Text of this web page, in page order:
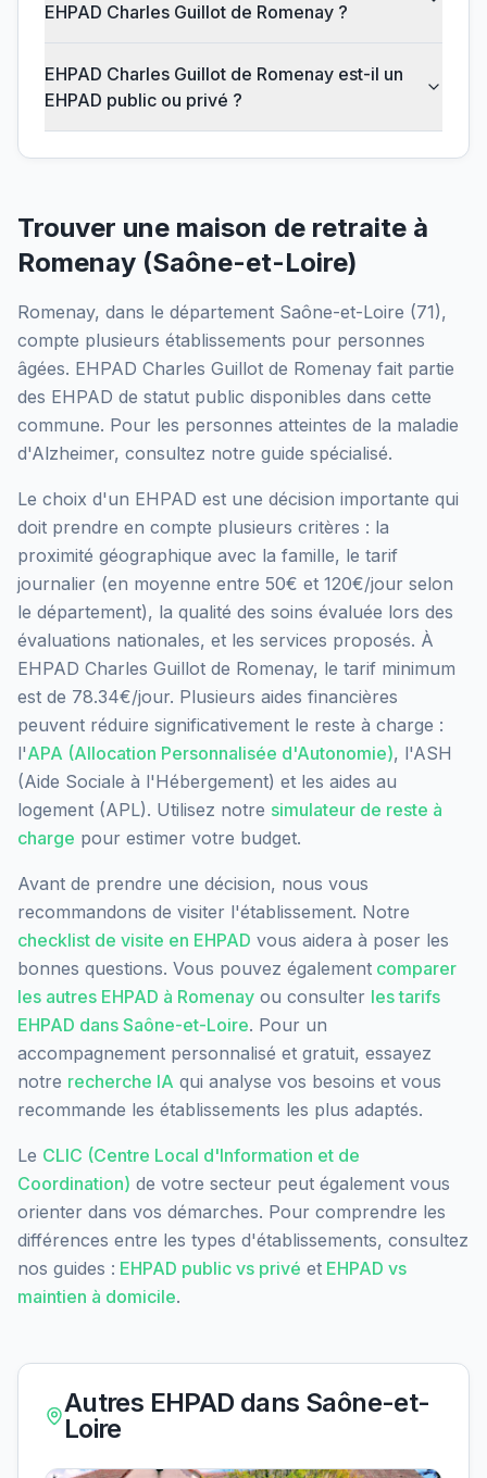
EHPAD Charles Guillot de Romenay ?
EHPAD Charles Guillot de Romenay est-il un
EHPAD public ou privé ?
Trouver une maison de retraite à
Romenay (Saône-et-Loire)
Romenay, dans le département Saône-et-Loire (71),
compte plusieurs établissements pour personnes
âgées. EHPAD Charles Guillot de Romenay fait partie
des EHPAD de statut public disponibles dans cette
commune. Pour les personnes atteintes de la maladie
d'Alzheimer, consultez notre guide spécialisé.
Le choix d'un EHPAD est une décision importante qui
doit prendre en compte plusieurs critères : la
proximité géographique avec la famille, le tarif
journalier (en moyenne entre 50€ et 120€/jour selon
le département), la qualité des soins évaluée lors des
évaluations nationales, et les services proposés. À
EHPAD Charles Guillot de Romenay, le tarif minimum
est de 78.34€/jour. Plusieurs aides financières
peuvent réduire significativement le reste à charge :
l'APA (Allocation Personnalisée d'Autonomie), l'ASH
(Aide Sociale à l'Hébergement) et les aides au
logement (APL). Utilisez notre simulateur de reste à
charge pour estimer votre budget.
Avant de prendre une décision, nous vous
recommandons de visiter l'établissement. Notre
checklist de visite en EHPAD vous aidera à poser les
bonnes questions. Vous pouvez également comparer
les autres EHPAD à Romenay ou consulter les tarifs
EHPAD dans Saône-et-Loire. Pour un
accompagnement personnalisé et gratuit, essayez
notre recherche IA qui analyse vos besoins et vous
recommande les établissements les plus adaptés.
Le CLIC (Centre Local d'Information et de
Coordination) de votre secteur peut également vous
orienter dans vos démarches. Pour comprendre les
différences entre les types d'établissements, consultez
nos guides : EHPAD public vs privé et EHPAD vs
maintien à domicile.
Autres EHPAD dans Saône-et-
Loire